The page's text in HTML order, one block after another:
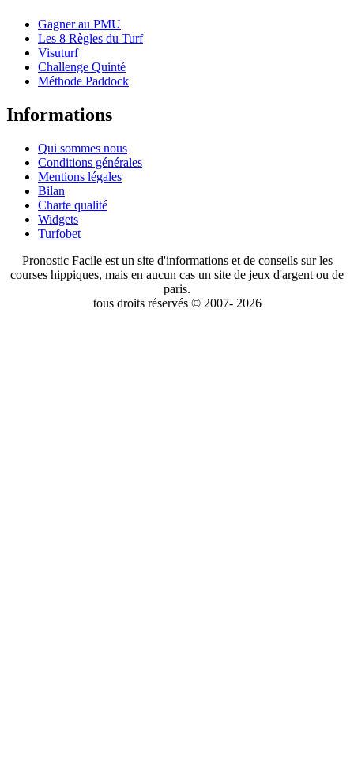
Gagner au PMU
Les 8 Règles du Turf
Visuturf
Challenge Quinté
Méthode Paddock
Informations
Qui sommes nous
Conditions générales
Mentions légales
Bilan
Charte qualité
Widgets
Turfobet
Pronostic Facile est un site d'informations et de conseils sur les
courses hippiques, mais en aucun cas un site de jeux d'argent ou de
paris.
tous droits réservés © 2007- 2026